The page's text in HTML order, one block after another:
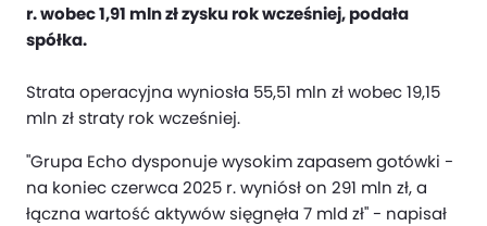
r. wobec 1,91 mln zł zysku rok wcześniej, podała
spółka.
Strata operacyjna wyniosła 55,51 mln zł wobec 19,15
mln zł straty rok wcześniej.
"Grupa Echo dysponuje wysokim zapasem gotówki -
na koniec czerwca 2025 r. wyniósł on 291 mln zł, a
łączna wartość aktywów sięgnęła 7 mld zł" - napisał